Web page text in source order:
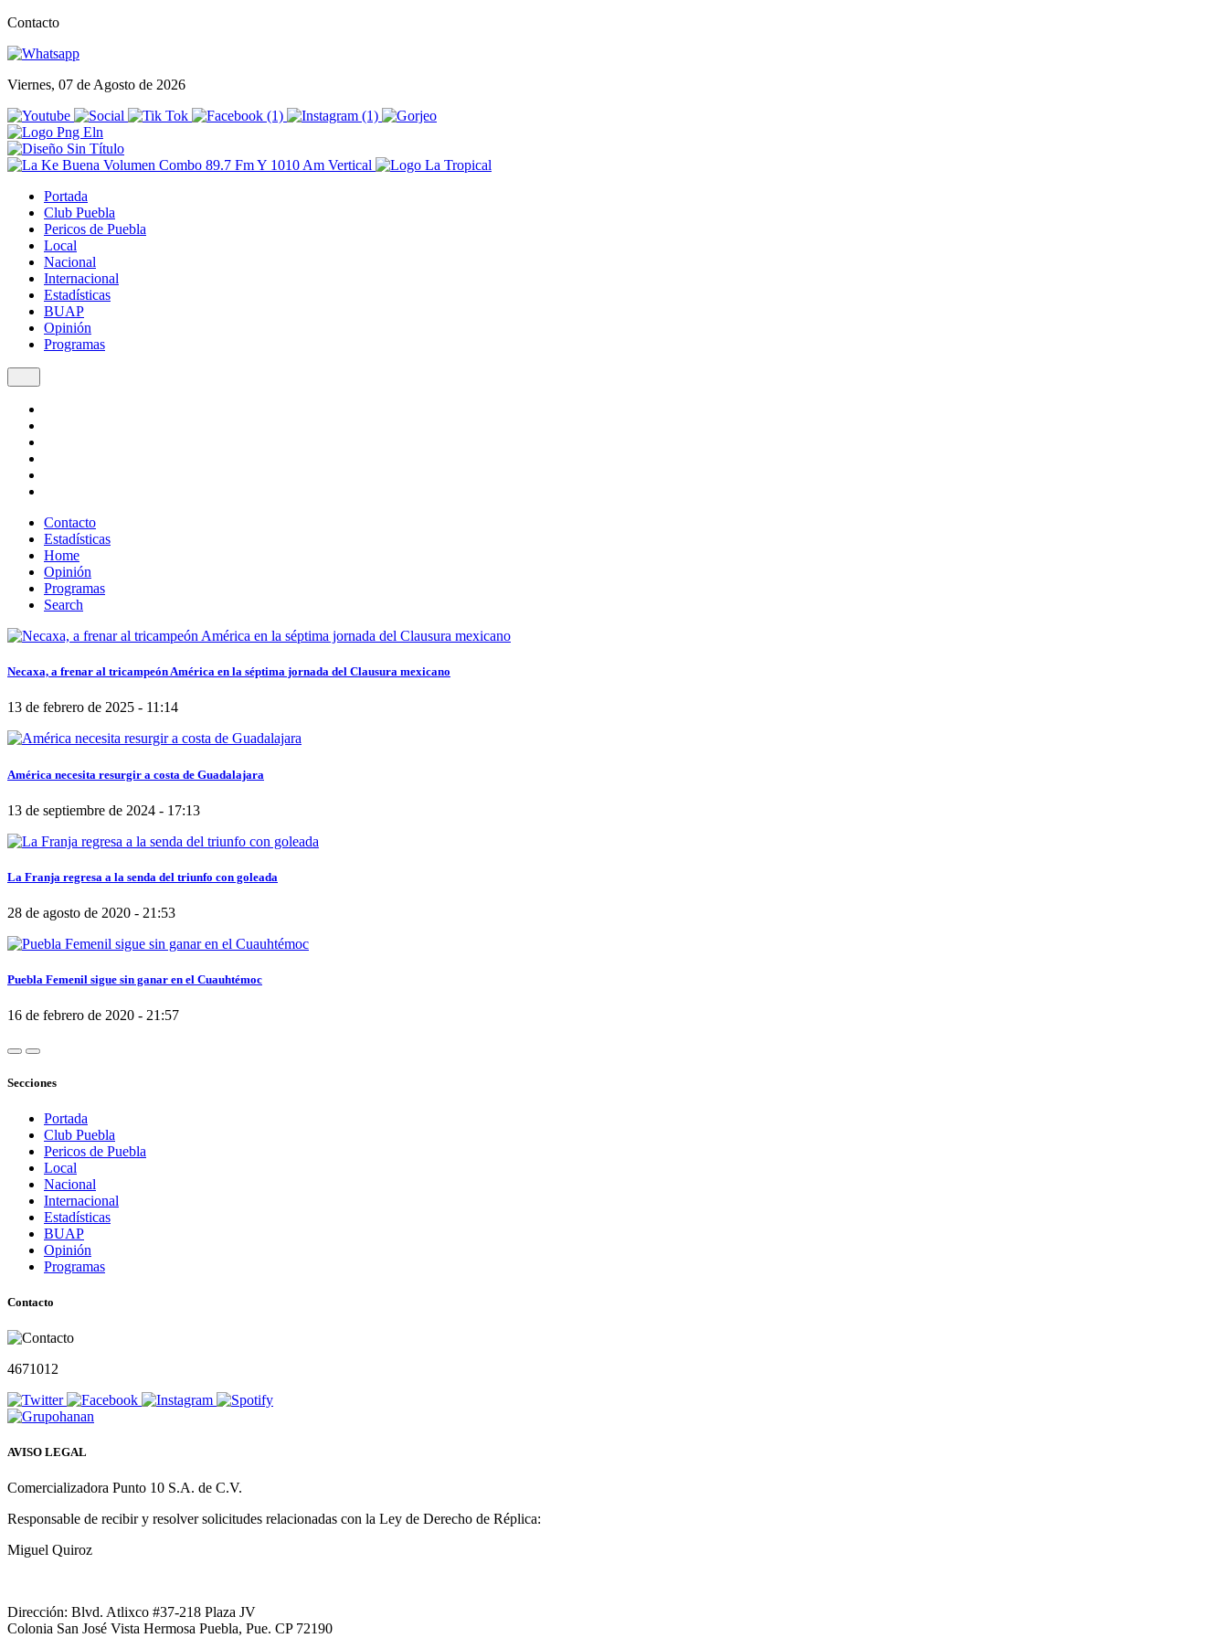
Contacto
Viernes, 07 de Agosto de 2026
Portada
Club Puebla
Pericos de Puebla
Local
Nacional
Internacional
Estadísticas
BUAP
Opinión
Programas
Contacto
Estadísticas
Home
Opinión
Programas
Search
Necaxa, a frenar al tricampeón América en la séptima jornada del Clausura mexicano
13 de febrero de 2025 - 11:14
América necesita resurgir a costa de Guadalajara
13 de septiembre de 2024 - 17:13
La Franja regresa a la senda del triunfo con goleada
28 de agosto de 2020 - 21:53
Puebla Femenil sigue sin ganar en el Cuauhtémoc
16 de febrero de 2020 - 21:57
Secciones
Portada
Club Puebla
Pericos de Puebla
Local
Nacional
Internacional
Estadísticas
BUAP
Opinión
Programas
Contacto
4671012
AVISO LEGAL
Comercializadora Punto 10 S.A. de C.V.
Responsable de recibir y resolver solicitudes relacionadas con la Ley de Derecho de Réplica:
Miguel Quiroz
Dirección: Blvd. Atlixco #37-218 Plaza JV
Colonia San José Vista Hermosa Puebla, Pue. CP 72190